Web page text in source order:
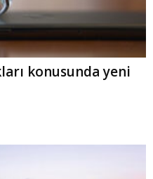
konusunda yeni